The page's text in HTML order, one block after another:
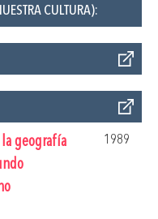
CULTURA):
geografía
1989